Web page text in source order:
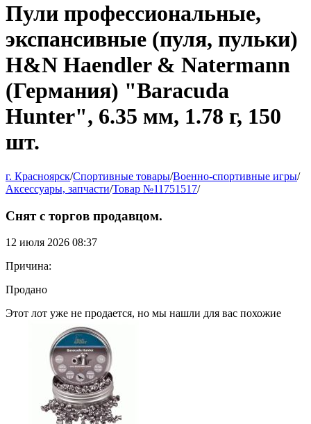
Пули профессиональные,
экспансивные (пуля, пульки)
H&N Haendler & Natermann
(Германия) "Baracuda
Hunter", 6.35 мм, 1.78 г, 150
шт.
г. Красноярск/Спортивные товары/Военно-спортивные игры/
Аксессуары, запчасти/Товар №11751517/
Снят с торгов продавцом.
12 июля 2026 08:37
Причина:
Продано
Этот лот уже не продается, но мы нашли для вас похожие